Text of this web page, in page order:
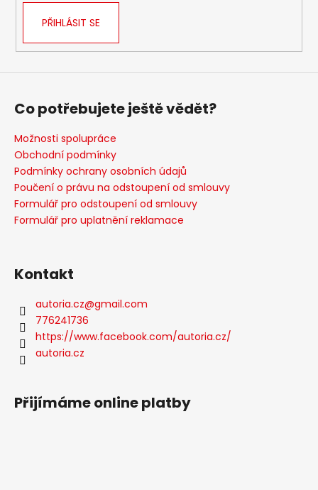
PŘIHLÁSIT SE
Co potřebujete ještě vědět?
Možnosti spolupráce
Obchodní podmínky
Podmínky ochrany osobních údajů
Poučení o právu na odstoupení od smlouvy
Formulář pro odstoupení od smlouvy
Formulář pro uplatnění reklamace
Kontakt
autoria.cz@gmail.com
776241736
https://www.facebook.com/autoria.cz/
autoria.cz
Přijímáme online platby